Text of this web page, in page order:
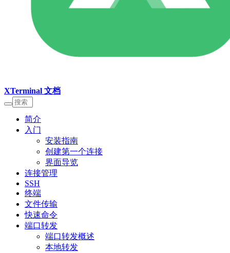
XTerminal 文档
简介
入门
安装指南
创建第一个连接
界面导览
连接管理
SSH
终端
文件传输
快速命令
端口转发
端口转发概述
本地转发